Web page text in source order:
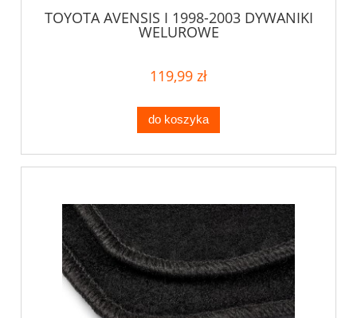
TOYOTA AVENSIS I 1998-2003 DYWANIKI
WELUROWE
119,99 zł
do koszyka